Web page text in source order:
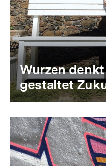
Wurzen
gestaltet